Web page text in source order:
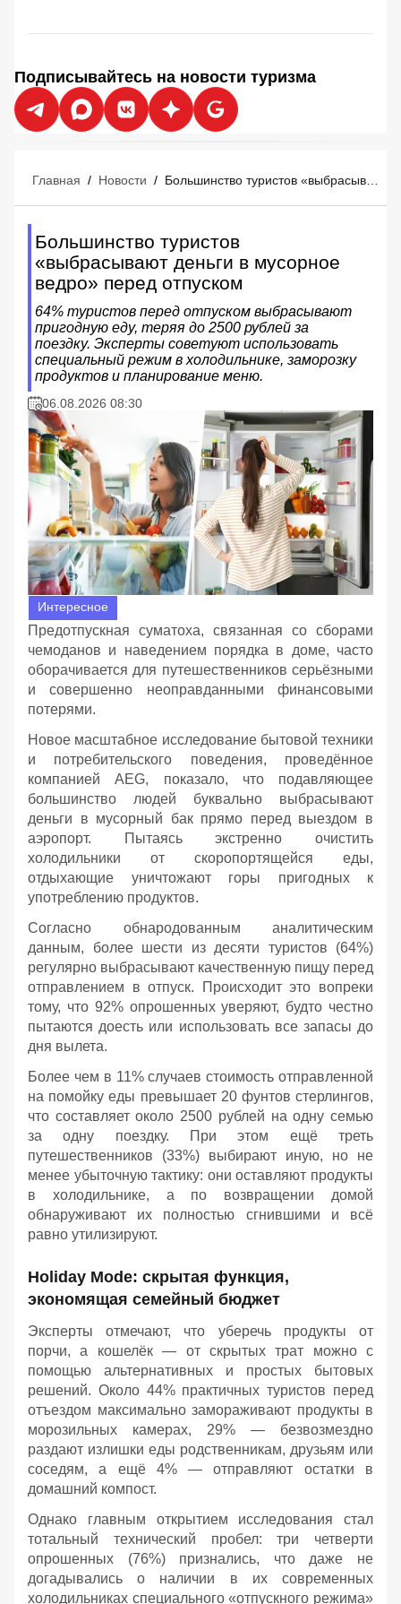
Подписывайтесь на новости туризма
Главная / Новости /
Большинство туристов
«выбрасывают деньги в мусорное
ведро» перед отпуском
64% туристов перед отпуском выбрасывают
пригодную еду, теряя до 2500 рублей за
поездку. Эксперты советуют использовать
специальный режим в холодильнике, заморозку
продуктов и планирование меню.
06.08.2026 08:30
Интересное
Предотпускная суматоха, связанная со сборами
чемоданов и наведением порядка в доме, часто
оборачивается для путешественников серьёзными
и совершенно неоправданными финансовыми
потерями.
Новое масштабное исследование бытовой техники
и потребительского поведения, проведённое
компанией AEG, показало, что подавляющее
большинство людей буквально выбрасывают
деньги в мусорный бак прямо перед выездом в
аэропорт. Пытаясь экстренно очистить
холодильники от скоропортящейся еды,
отдыхающие уничтожают горы пригодных к
употреблению продуктов.
Согласно обнародованным аналитическим
данным, более шести из десяти туристов (64%)
регулярно выбрасывают качественную пищу перед
отправлением в отпуск. Происходит это вопреки
тому, что 92% опрошенных уверяют, будто честно
пытаются доесть или использовать все запасы до
дня вылета.
Более чем в 11% случаев стоимость отправленной
на помойку еды превышает 20 фунтов стерлингов,
что составляет около 2500 рублей на одну семью
за одну поездку. При этом ещё треть
путешественников (33%) выбирают иную, но не
менее убыточную тактику: они оставляют продукты
в холодильнике, а по возвращении домой
обнаруживают их полностью сгнившими и всё
равно утилизируют.
Holiday Mode: скрытая функция,
экономящая семейный бюджет
Эксперты отмечают, что уберечь продукты от
порчи, а кошелёк — от скрытых трат можно с
помощью альтернативных и простых бытовых
решений. Около 44% практичных туристов перед
отъездом максимально замораживают продукты в
морозильных камерах, 29% — безвозмездно
раздают излишки еды родственникам, друзьям или
соседям, а ещё 4% — отправляют остатки в
домашний компост.
Однако главным открытием исследования стал
тотальный технический пробел: три четверти
опрошенных (76%) признались, что даже не
догадывались о наличии в их современных
холодильниках специального «отпускного режима»